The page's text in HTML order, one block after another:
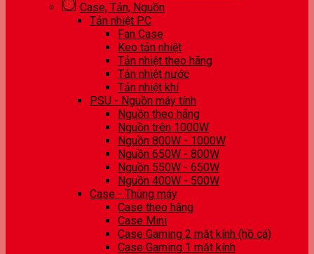
Case, Tản, Nguồn
Tản nhiệt PC
Fan Case
Keo tản nhiệt
Tản nhiệt theo hãng
Tản nhiệt nước
Tản nhiệt khí
PSU - Nguồn máy tính
Nguồn theo hãng
Nguồn trên 1000W
Nguồn 800W - 1000W
Nguồn 650W - 800W
Nguồn 550W - 650W
Nguồn 400W - 500W
Case - Thùng máy
Case theo hãng
Case Mini
Case Gaming 2 mặt kính (hồ cá)
Case Gaming 1 mặt kính